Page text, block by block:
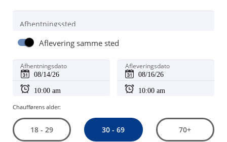
Afhentningssted
Aflevering samme sted
Afhentningsdato Afleveringsdato
Chaufførens alder:
18 - 29 30 - 69 70+